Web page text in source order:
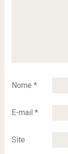
Nome *
E-mail *
Site